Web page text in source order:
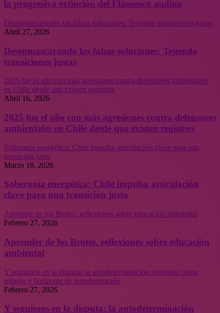
la progresiva extinción del Flamenco andino
Desenmascarando las falsas soluciones: Tejiendo transiciones justas
Abril 27, 2026
Desenmascarando las falsas soluciones: Tejiendo
transiciones justas
2025 fue el año con más agresiones contra defensores ambientales
en Chile desde que existen registros
Abril 16, 2026
2025 fue el año con más agresiones contra defensores
ambientales en Chile desde que existen registros
Soberanía energética: Chile impulsa articulación clave para una
transición justa
Marzo 18, 2026
Soberanía energética: Chile impulsa articulación
clave para una transición justa
Aprender de los Brotes, reflexiones sobre educación ambiental
Febrero 27, 2026
Aprender de los Brotes, reflexiones sobre educación
ambiental
Y seguimos en la disputa: la autodeterminación territorial como
refugio y horizonte de transformación
Febrero 27, 2026
Y seguimos en la disputa: la autodeterminación